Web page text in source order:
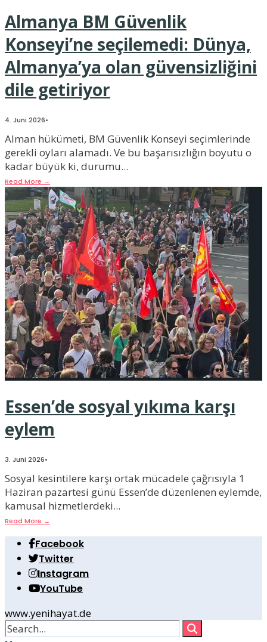
Almanya BM Güvenlik
Konseyi’ne seçilemedi: Dünya,
Almanya’ya olan güvensizliğini
dile getiriyor
4. Juni 2026•
Alman hükümeti, BM Güvenlik Konseyi seçimlerinde
gerekli oyları alamadı. Ve bu başarısızlığın boyutu o
kadar büyük ki, durumu...
Read More →
Essen’de sosyal yıkıma karşı
eylem
3. Juni 2026•
Sosyal kesintilere karşı ortak mücadele çağrısıyla 1
Haziran pazartesi günü Essen’de düzenlenen eylemde,
kamusal hizmetlerdeki...
Read More →
Facebook
Twitter
Instagram
YouTube
www.yenihayat.de